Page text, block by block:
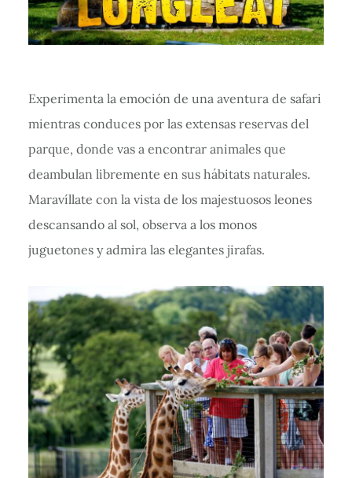
Experimenta la emoción de una aventura de safari
mientras conduces por las extensas reservas del
parque, donde vas a encontrar animales que
deambulan libremente en sus hábitats naturales.
Maravíllate con la vista de los majestuosos leones
descansando al sol, observa a los monos
juguetones y admira las elegantes jirafas.